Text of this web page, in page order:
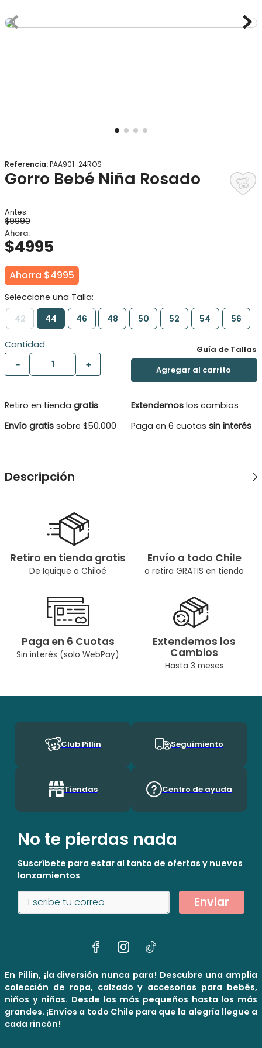
Referencia:PAA901-24ROS
Gorro Bebé Niña Rosado
$9990
$4995
Ahorra $4995
42 44 46 48 50 52 54 56
Cantidad
＋
－
Guía de Tallas
Retiro en tienda gratis
Envío gratis sobre $50.000
Extendemos los cambios
Paga en 6 cuotas sin interés
Descripción
Retiro en tienda gratis
De Iquique a Chiloé
Envío a todo Chile
o retira GRATIS en tienda
Paga en 6 Cuotas
Sin interés (solo WebPay)
Extendemos los
Cambios
Hasta 3 meses
Club Pillin Seguimiento
Tiendas Centro de ayuda
No te pierdas nada
Suscríbete para estar al tanto de ofertas y nuevos
lanzamientos
Enviar
En Pillin, ¡la diversión nunca para! Descubre una amplia
colección de ropa, calzado y accesorios para bebés,
niños y niñas. Desde los más pequeños hasta los más
grandes. ¡Envíos a todo Chile para que la alegría llegue a
cada rincón!
9.
panty